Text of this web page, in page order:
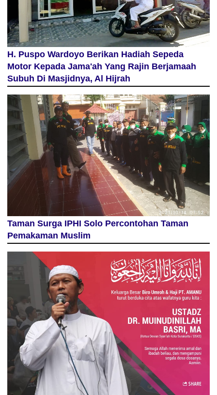
H. Puspo Wardoyo Berikan Hadiah Sepeda
Motor Kepada Jama'ah Yang Rajin Berjamaah
Subuh Di Masjidnya, Al Hijrah
Taman Surga IPHI Solo Percontohan Taman
Pemakaman Muslim